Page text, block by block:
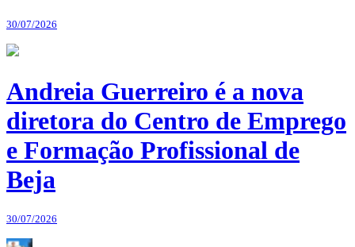
30/07/2026
Andreia Guerreiro é a nova
diretora do Centro de Emprego
e Formação Profissional de
Beja
30/07/2026